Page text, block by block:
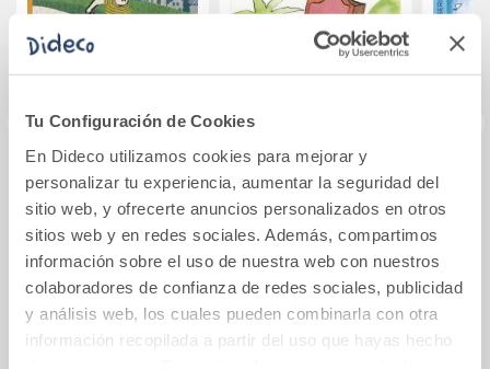
Tu Configuración de Cookies
En Dideco utilizamos cookies para mejorar y
personalizar tu experiencia, aumentar la seguridad del
sitio web, y ofrecerte anuncios personalizados en otros
sitios web y en redes sociales. Además, compartimos
información sobre el uso de nuestra web con nuestros
colaboradores de confianza de redes sociales, publicidad
y análisis web, los cuales pueden combinarla con otra
información recopilada a partir del uso que hayas hecho
Awoki y los piratas
en playa
Escondida
12,30€
Comprar
Shola y los leones
9,50€
Comprar